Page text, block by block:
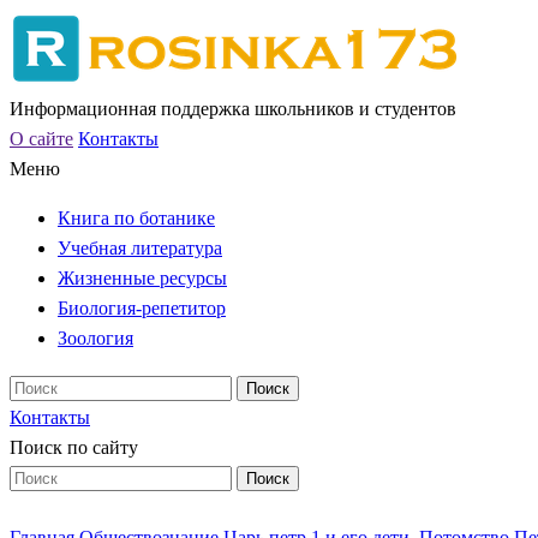
Информационная поддержка школьников и студентов
О сайте Контакты
Меню
Книга по ботанике
Учебная литература
Жизненные ресурсы
Биология-репетитор
Зоология
Контакты
Поиск по сайту